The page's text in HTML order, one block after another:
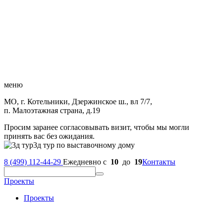
меню
МО, г. Котельники, Дзержинское ш., вл 7/7,
п. Малоэтажная страна, д.19
Просим заранее согласовывать визит, чтобы мы могли
принять вас без ожидания.
3д тур по выставочному дому
8 (499) 112-44-29 Ежедневно с 10 до 19Контакты
Проекты
Проекты